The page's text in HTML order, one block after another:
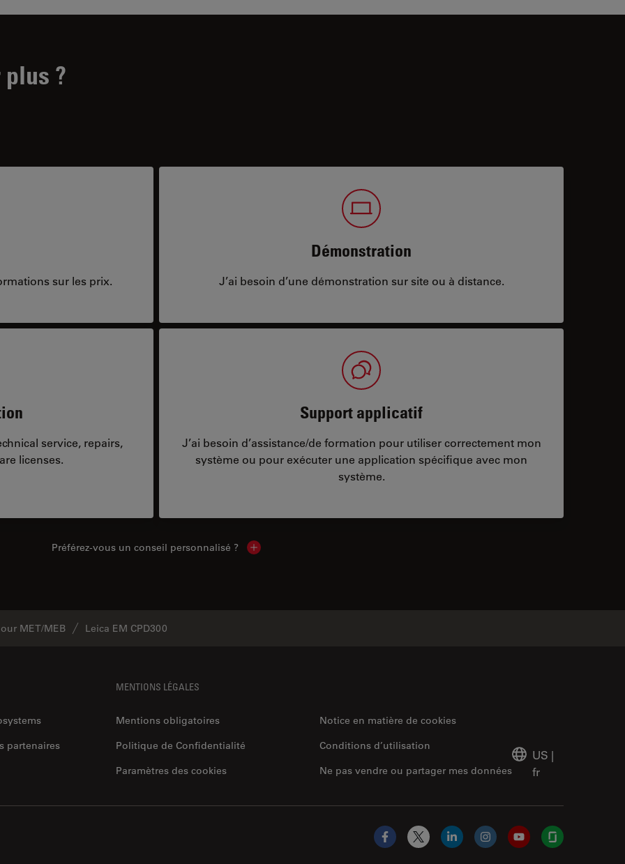
?
sur les prix.
Démonstration
J’ai besoin d’une démonstration sur site ou à distance.
service, repairs,
licenses.
Support applicatif
J’ai besoin d’assistance/de formation pour utiliser correctement mon
système ou pour exécuter une application spécifique avec mon
système.
Préférez-vous un conseil personnalisé ? Show local contacts
MET/MEB Leica EM CPD300
partenaires
MENTIONS LÉGALES
Mentions obligatoires
Notice en matière de cookies
Politique de Confidentialité
Ne pas vendre ou partager mes données
Conditions d’utilisation
Paramètres des cookies
US |
fr
Facebook
X LinkedInInstagramYouTubeGlassdoor